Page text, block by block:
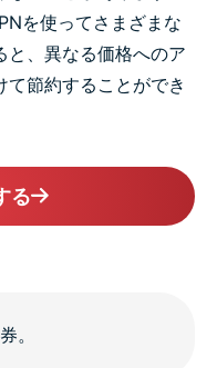
を使ってさまざまな
と、異なる価格へのア
て節約することができ
る